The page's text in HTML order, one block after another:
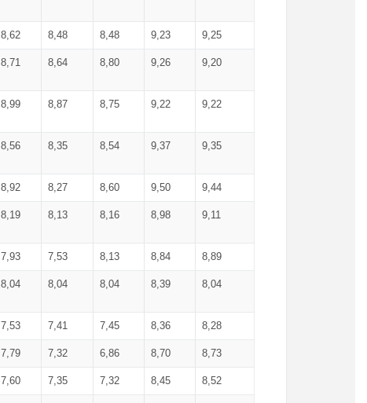
8,62 8,48 8,48 9,23 9,25
8,71 8,64 8,80 9,26 9,20
8,99 8,87 8,75 9,22 9,22
8,56 8,35 8,54 9,37 9,35
8,92 8,27 8,60 9,50 9,44
8,19 8,13 8,16 8,98 9,11
7,93 7,53 8,13 8,84 8,89
8,04 8,04 8,04 8,39 8,04
7,53 7,41 7,45 8,36 8,28
7,79 7,32 6,86 8,70 8,73
7,60 7,35 7,32 8,45 8,52